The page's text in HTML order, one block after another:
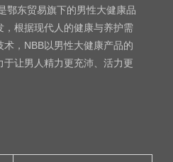
鄂东贸易旗下的男性大健康品
，根据现代人的健康与养护需
，NBB以男性大健康产品的
让男人精力更充沛、活力更